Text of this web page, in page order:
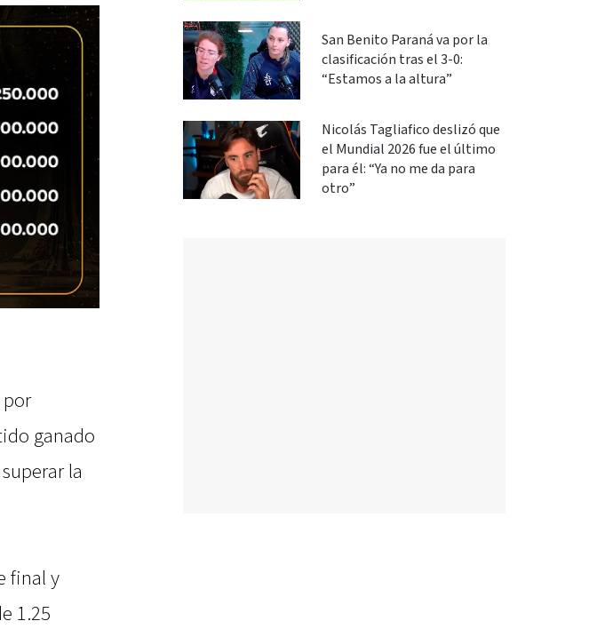
ganado
la
final y
1.25
San Benito Paraná va por la
clasificación tras el 3-0:
“Estamos a la altura”
Nicolás Tagliafico deslizó que
el Mundial 2026 fue el último
para él: “Ya no me da para
otro”